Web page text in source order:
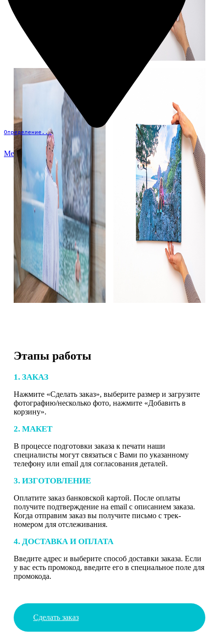
Определение...
Меню
Этапы работы
1. ЗАКАЗ
Нажмите «Сделать заказ», выберите размер и загрузите
фотографию/несколько фото, нажмите «Добавить в
корзину».
2. МАКЕТ
В процессе подготовки заказа к печати наши
специалисты могут связаться с Вами по указанному
телефону или email для согласования деталей.
3. ИЗГОТОВЛЕНИЕ
Оплатите заказ банковской картой. После оплаты
получите подтверждение на email с описанием заказа.
Когда отправим заказ вы получите письмо с трек-
номером для отслеживания.
4. ДОСТАВКА И ОПЛАТА
Введите адрес и выберите способ доставки заказа. Если
у вас есть промокод, введите его в специальное поле для
промокода.
Сделать заказ